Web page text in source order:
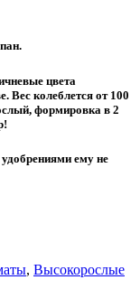
цвета
Вес колеблется от 100
формировка в 2
ему не
, Высокорослые